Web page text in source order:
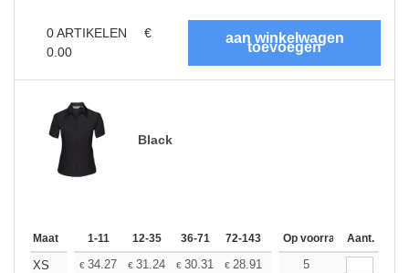
0ARTIKELEN
€
0.00
Black
Maat 1-11 12-35 36-71 72-143 144-287 288 + Meer
Op voorraadAant.
XS € 34.27 € 31.24 € 30.31 € 28.91 27.28
5